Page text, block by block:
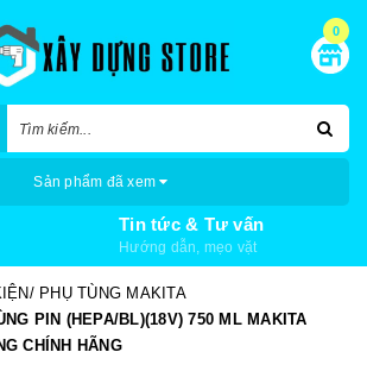
0
Sản phẩm đã xem
Tin tức & Tư vấn
Hướng dẫn, mẹo vặt
PHỤ TÙNG MAKITA
PIN (HEPA/BL)(18V) 750 ML MAKITA
CHÍNH HÃNG